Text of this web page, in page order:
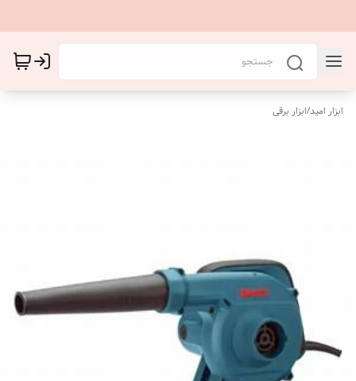
ابزار امید/ابزار برقی